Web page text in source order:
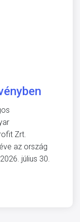
Zrt.
az ország
július 30.